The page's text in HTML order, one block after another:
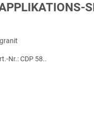
Nr.: CDP 58..